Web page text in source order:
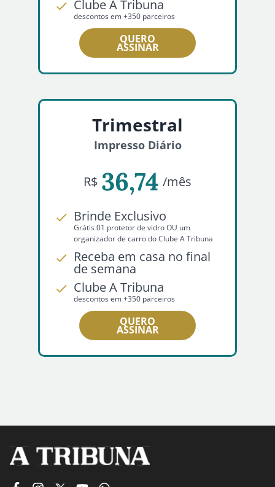
Clube A Tribuna
descontos em +350 parceiros
QUERO
ASSINAR
Trimestral
Impresso Diário
R$ 36,74 /mês
Brinde Exclusivo
Grátis 01 protetor de vidro OU um
organizador de carro do Clube A Tribuna
Receba em casa no final
de semana
Clube A Tribuna
descontos em +350 parceiros
QUERO
ASSINAR